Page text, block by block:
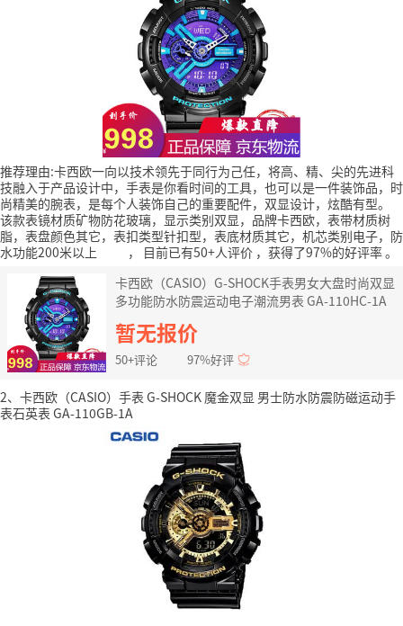
推荐理由:卡西欧一向以技术领先于同行为己任，将高、精、尖的先进科
技融入于产品设计中，手表是你看时间的工具，也可以是一件装饰品，时
尚精美的腕表，是每个人装饰自己的重要配件，双显设计，炫酷有型。
该款表镜材质矿物防花玻璃，显示类别双显，品牌卡西欧，表带材质树
脂，表盘颜色其它，表扣类型针扣型，表底材质其它，机芯类别电子，防
水功能200米以上 ，
目前已有50+人评价 ，获得了97%的好评率。
卡西欧（CASIO）G-SHOCK手表男女大盘时尚双显
多功能防水防震运动电子潮流男表 GA-110HC-1A
暂无报价
50+评论 97%好评
2、卡西欧（CASIO）手表 G-SHOCK 魔金双显 男士防水防震防磁运动手
表石英表 GA-110GB-1A